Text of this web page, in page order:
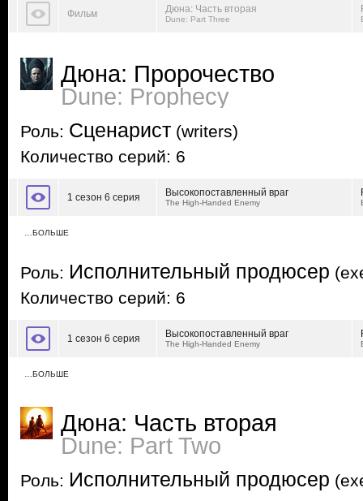
Фильм Дюна: Часть вторая
Dune: Part Three
Дюна: Пророчество
Dune: Prophecy
Роль: Сценарист (writers)
Количество серий: 6
1 сезон 6 серия Высокопоставленный враг
The High-Handed Enemy
…БОЛЬШЕ
Роль: Исполнительный продюсер
Количество серий: 6
1 сезон 6 серия Высокопоставленный враг
The High-Handed Enemy
…БОЛЬШЕ
Дюна: Часть вторая
Dune: Part Two
Роль: Исполнительный продюсер